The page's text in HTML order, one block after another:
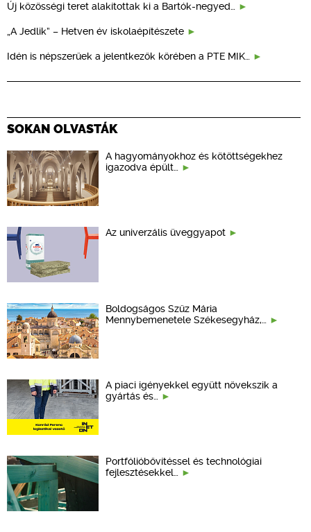
Új közösségi teret alakítottak ki a Bartók-negyed…
„A Jedlik” – Hetven év iskolaépítészete
Idén is népszerűek a jelentkezők körében a PTE MIK…
SOKAN OLVASTÁK
A hagyományokhoz és kötöttségekhez
igazodva épült…
Az univerzális üveggyapot
Boldogságos Szűz Mária
Mennybemenetele Székesegyház,…
A piaci igényekkel együtt növekszik a
gyártás és…
Portfólióbővítéssel és technológiai
fejlesztésekkel…